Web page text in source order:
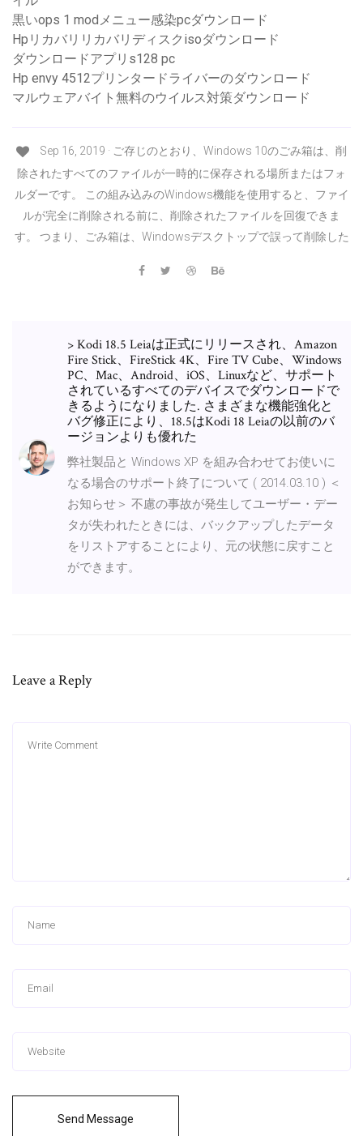
黒いops 1 modメニュー感染pcダウンロード
Hpリカバリリカバリディスクisoダウンロード
ダウンロードアプリs128 pc
Hp envy 4512プリンタードライバーのダウンロード
マルウェアバイト無料のウイルス対策ダウンロード
Sep 16, 2019 · ご存じのとおり、Windows 10のごみ箱は、削
除されたすべてのファイルが一時的に保存される場所またはフォ
ルダーです。 この組み込みのWindows機能を使用すると、ファイ
ルが完全に削除される前に、削除されたファイルを回復できま
す。 つまり、ごみ箱は、Windowsデスクトップで誤って削除した
> Kodi 18.5 Leiaは正式にリリースされ、Amazon
Fire Stick、FireStick 4K、Fire TV Cube、Windows
PC、Mac、Android、iOS、Linuxなど、サポート
されているすべてのデバイスでダウンロードで
きるようになりました. さまざまな機能強化と
バグ修正により、18.5はKodi 18 Leiaの以前のバ
ージョンよりも優れた
弊社製品と Windows XP を組み合わせてお使いに
なる場合のサポート終了について ( 2014.03.10 ) ＜
お知らせ＞ 不慮の事故が発生してユーザー・デー
タが失われたときには、バックアップしたデータ
をリストアすることにより、元の状態に戻すこと
ができます。
Leave a Reply
Send Message